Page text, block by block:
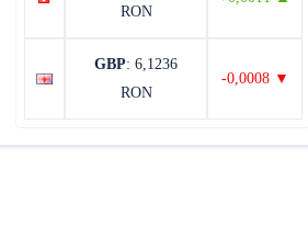
RON
GBP: 6,1236
RON
-0,0008 ▼